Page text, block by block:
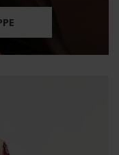
Statistiske